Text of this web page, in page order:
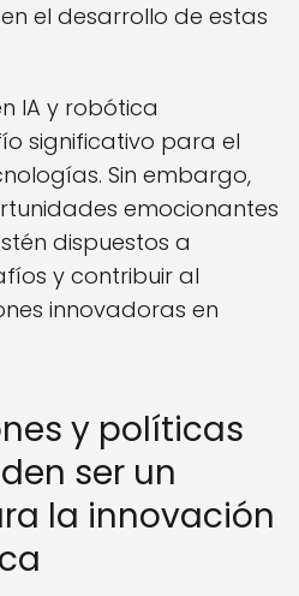
el desarrollo de estas
IA y robótica
significativo para el
Sin embargo,
emocionantes
dispuestos a
y contribuir al
innovadoras en
y políticas
ser un
la innovación